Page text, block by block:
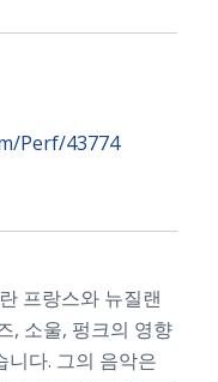
Perf/43774
프랑스와 뉴질랜
, 소울, 펑크의 영향
니다. 그의 음악은